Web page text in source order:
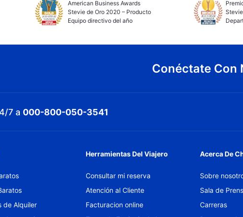
American Business Awards
Stevie de Oro 2020 – Producto
Equipo directivo del año
Conéctate Con
7 a 000-800-050-3541
de Alquiler
Herramientas Del Viajero
Consultar mi reserva
Atención al Cliente
Facturacion online
Acerca De
Sobre
Sala de
Carreras